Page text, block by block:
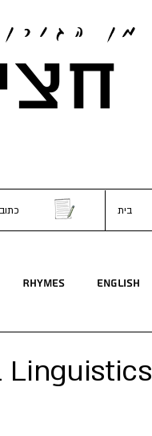
מן
בית
English
Rhymes
Linguistics